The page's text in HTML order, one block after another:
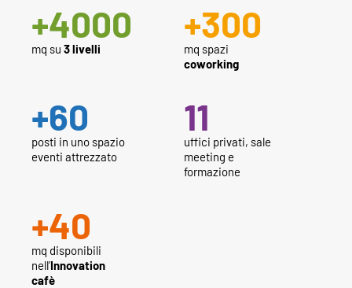
+4000
mq su 3 livelli
+300
mq spazi
coworking
+60
posti in uno spazio
eventi attrezzato
11
uffici privati, sale
meeting e
formazione
+40
mq disponibili
nell’Innovation
cafè